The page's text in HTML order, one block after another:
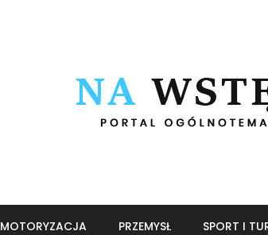
MOTORYZACJA PRZEMYSŁ SPORT I